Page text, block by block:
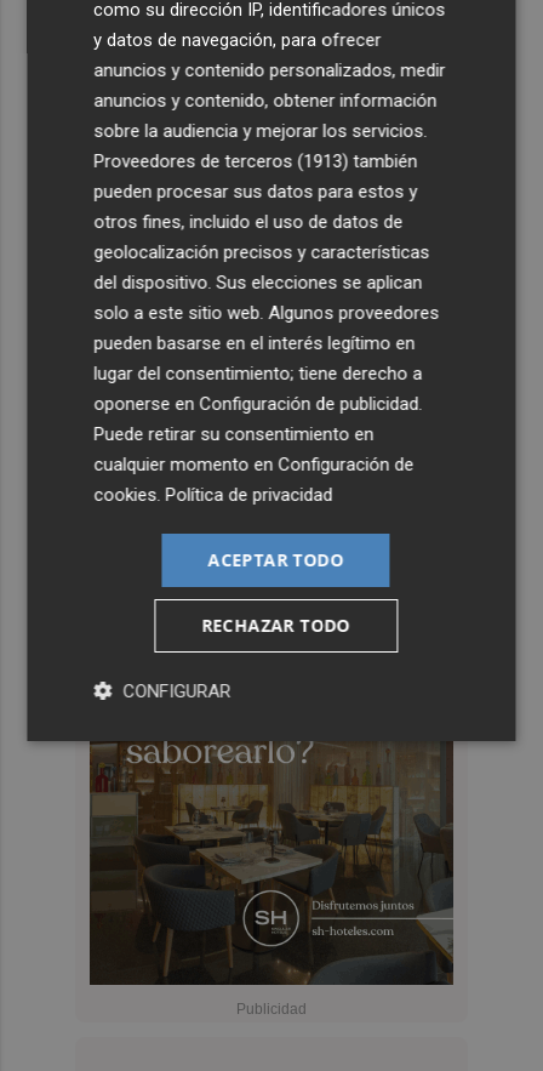
como su dirección IP, identificadores únicos
y datos de navegación, para ofrecer
anuncios y contenido personalizados, medir
anuncios y contenido, obtener información
sobre la audiencia y mejorar los servicios.
Proveedores de terceros (1913) también
pueden procesar sus datos para estos y
otros fines, incluido el uso de datos de
geolocalización precisos y características
del dispositivo. Sus elecciones se aplican
solo a este sitio web. Algunos proveedores
pueden basarse en el interés legítimo en
lugar del consentimiento; tiene derecho a
oponerse enConfiguración de publicidad.
Puede retirar su consentimiento en
cualquier momento enConfiguración de
cookies.Política de privacidad
ACEPTAR TODO
RECHAZAR TODO
CONFIGURAR